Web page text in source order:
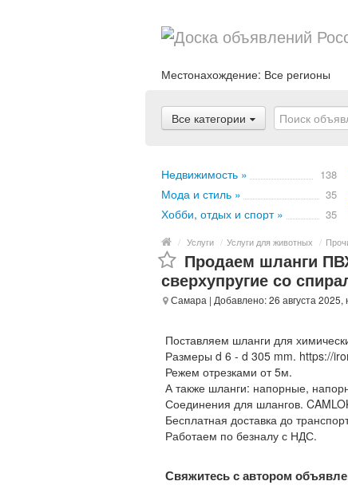
Местонахождение: Все регионы
Все категории
Недвижимость » 138
Мода и стиль » 35
Хобби, отдых и спорт » 35
/ Услуги / Услуги для животных /
Продаем шланги
сверхупругие со
Самара | Добавлено: 26 августа
Поставляем шланги для
Размеры d 6 - d 305 mm. https://
Режем отрезками от 5м.
А также шланги: напорные,
Соединения для шлангов.
Бесплатная доставка до
Работаем по безналу с НДС.
Свяжитесь с автором